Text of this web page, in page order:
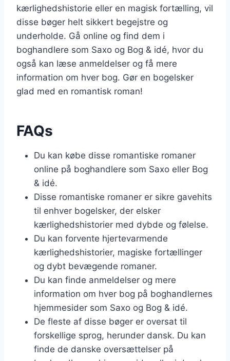
kærlighedshistorie eller en magisk fortælling, vil
disse bøger helt sikkert begejstre og
underholde. Gå online og find dem i
boghandlere som Saxo og Bog & idé, hvor du
også kan læse anmeldelser og få mere
information om hver bog. Gør en bogelsker
glad med en romantisk roman!
FAQs
Du kan købe disse romantiske romaner
online på boghandlere som Saxo eller Bog
& idé.
Disse romantiske romaner er sikre gavehits
til enhver bogelsker, der elsker
kærlighedshistorier med dybde og følelse.
Du kan forvente hjertevarmende
kærlighedshistorier, magiske fortællinger
og dybt bevægende romaner.
Du kan finde anmeldelser og mere
information om hver bog på boghandlernes
hjemmesider som Saxo og Bog & idé.
De fleste af disse bøger er oversat til
forskellige sprog, herunder dansk. Du kan
finde de danske oversættelser på